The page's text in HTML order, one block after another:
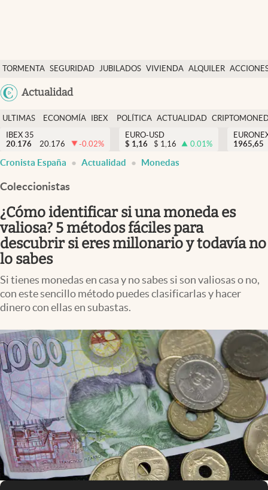
TORMENTA SEGURIDAD JUBILADOS VIVIENDA ALQUILER
USA
Actualidad
Economía y finanzas
Política
Actualidad
Criptomonedas
España
ULTIMAS
NOTICIAS
ECONOMÍA
FINANZAS
IBEX
EURO
POLÍTICA ACTUALIDAD
IBEX 35
20.176
20.176 -0.02%
EURO-USD
$ 1,16 $ 1,16 0.01%
1965,65
Cronista España Actualidad Monedas
Coleccionistas
¿Cómo identificar si una moneda es
valiosa? 5 métodos fáciles para
descubrir si eres millonario y todavía no
lo sabes
Si tienes monedas en casa y no sabes si son valiosas o no,
con este sencillo método puedes clasificarlas y hacer
dinero con ellas en subastas.